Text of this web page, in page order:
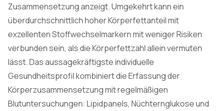
Zusammensetzung anzeigt. Umgekehrt kann ein
überdurchschnittlich hoher Körperfettanteil mit
exzellenten Stoffwechselmarkern mit weniger Risiken
verbunden sein, als die Körperfettzahl allein vermuten
lässt. Das aussagekräftigste individuelle
Gesundheitsprofil kombiniert die Erfassung der
Körperzusammensetzung mit regelmäßigen
Blutuntersuchungen: Lipidpanels, Nüchternglukose und